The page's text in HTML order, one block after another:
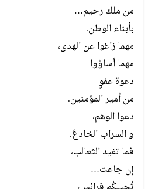
من ملك رحيم…
بأبناء الوطن.
مهما زاغوا عن الهدى،
مهما أساؤوا
دعوة عفوٍ
من أمير المؤمنين.
دعوا الوهم،
و السراب الخادعَ.
فما تفيد الثعالب،
إن جاعت…